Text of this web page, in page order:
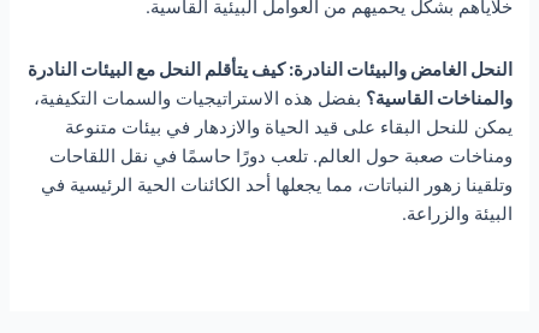
خلاياهم بشكل يحميهم من العوامل البيئية القاسية.
النحل الغامض والبيئات النادرة: كيف يتأقلم النحل مع البيئات النادرة
والمناخات القاسية؟ بفضل هذه الاستراتيجيات والسمات التكيفية،
يمكن للنحل البقاء على قيد الحياة والازدهار في بيئات متنوعة
ومناخات صعبة حول العالم. تلعب دورًا حاسمًا في نقل اللقاحات
وتلقينا زهور النباتات، مما يجعلها أحد الكائنات الحية الرئيسية في
البيئة والزراعة.